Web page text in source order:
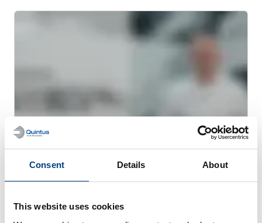
Consent Details About
This website uses cookies
金属AMのための熱間静水圧プレス（HIP）